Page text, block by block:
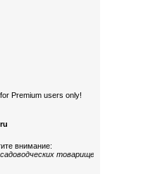
Premium users only!
внимание:
товариществах